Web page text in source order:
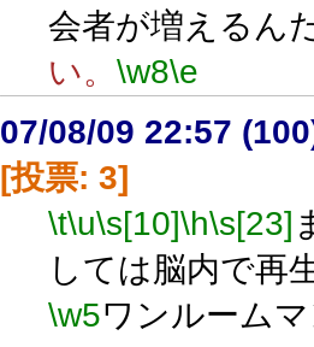
会者が増えるん
い。 \w8\e
07/08/09 22:57
[投票: 3]
\t\u\s[10]\h\s[23]
しては脳内で再
\w5ワンルーム